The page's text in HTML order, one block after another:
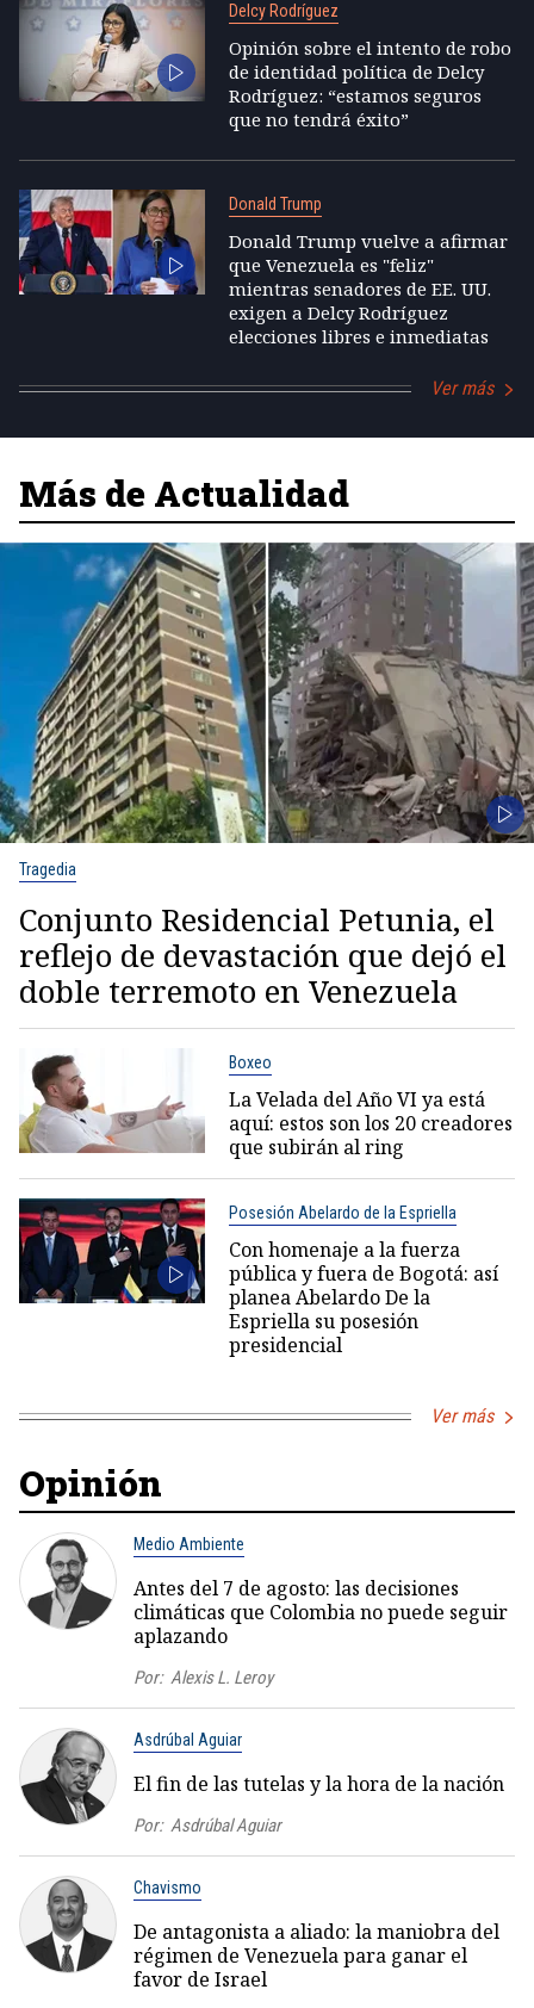
Delcy Rodríguez
Opinión sobre el intento de robo
de identidad política de Delcy
Rodríguez: “estamos seguros
que no tendrá éxito”
Donald Trump
Donald Trump vuelve a afirmar
que Venezuela es "feliz"
mientras senadores de EE. UU.
exigen a Delcy Rodríguez
elecciones libres e inmediatas
Ver más
Más de Actualidad
Tragedia
Conjunto Residencial Petunia, el
reflejo de devastación que dejó el
doble terremoto en Venezuela
Boxeo
La Velada del Año VI ya está
aquí: estos son los 20 creadores
que subirán al ring
Posesión Abelardo de la Espriella
Con homenaje a la fuerza
pública y fuera de Bogotá: así
planea Abelardo De la
Espriella su posesión
presidencial
Ver más
Opinión
Medio Ambiente
Antes del 7 de agosto: las decisiones
climáticas que Colombia no puede seguir
aplazando
Por: Alexis L. Leroy
Asdrúbal Aguiar
El fin de las tutelas y la hora de la nación
Por: Asdrúbal Aguiar
Chavismo
De antagonista a aliado: la maniobra del
régimen de Venezuela para ganar el
favor de Israel